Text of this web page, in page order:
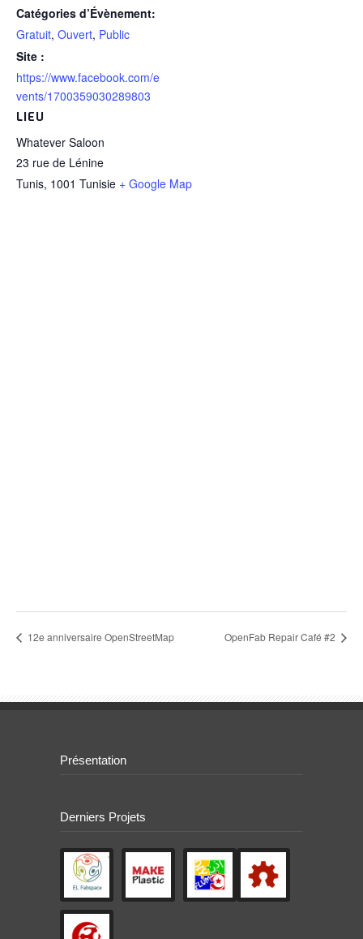
Catégories d’Évènement:
Gratuit, Ouvert, Public
Site :
https://www.facebook.com/e
vents/1700359030289803
LIEU
Whatever Saloon
23 rue de Lénine
Tunis, 1001 Tunisie + Google Map
12e anniversaire OpenStreetMap OpenFab Repair Café #2
Présentation
Derniers Projets